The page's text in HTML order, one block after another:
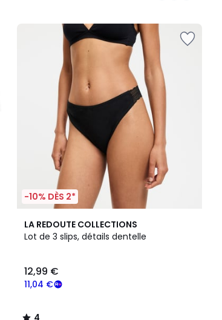
-10% DÈS 2*
LA REDOUTE COLLECTIONS
Lot de 3 slips, détails dentelle
11,04 €
12,99 €
4
/
4